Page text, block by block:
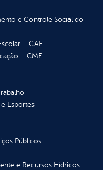
e Controle Social do
– CAE
– CME
Esportes
Públicos
e Recursos Hídricos